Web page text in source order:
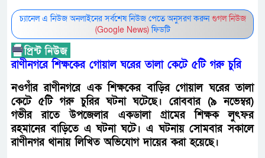
চ্যানেল এ নিউজ অনলাইনের সর্বশেষ নিউজ পেতে অনুসরণ করুনগুগল নিউজ
(Google News)ফিডটি
রাণীনগরে শিক্ষকের গোয়াল ঘরের তালা কেটে ৫টি গরু চুরি
নওগাঁর রাণীনগরে এক শিক্ষকের বাড়ির গোয়াল ঘরের তালা
কেটে ৫টি গরু চুরির ঘটনা ঘটেছে। রোববার (৯ নভেম্বর)
গভীর রাতে উপজেলার একডালা গ্রামের শিক্ষক লুৎফর
রহমানের বাড়িতে এ ঘটনা ঘটে। এ ঘটনায় সোমবার সকালে
রাণীনগর থানায় লিখিত অভিযোগ দায়ের করা হয়েছে।